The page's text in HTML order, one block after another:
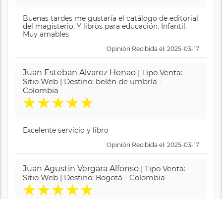
Buenas tardes me gustaría el catálogo de editorial
del magisterio. Y libros para educación. Infantil.
Muy amables
Opinión Recibida el: 2025-03-17
Juan Esteban Alvarez Henao | Tipo Venta:
Sitio Web | Destino: belén de umbría -
Colombia
★★★★★
Excelente servicio y libro
Opinión Recibida el: 2025-03-17
Juan Agustin Vergara Alfonso | Tipo Venta:
Sitio Web | Destino: Bogotá - Colombia
★★★★★